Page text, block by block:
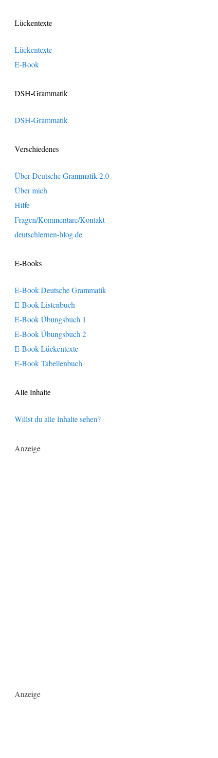
Lückentexte
Lückentexte
E-Book
DSH-Grammatik
DSH-Grammatik
Verschiedenes
Über Deutsche Grammatik 2.0
Über mich
Hilfe
Fragen/Kommentare/Kontakt
deutschlernen-blog.de
E-Books
E-Book Deutsche Grammatik
E-Book Listenbuch
E-Book Übungsbuch 1
E-Book Übungsbuch 2
E-Book Lückentexte
E-Book Tabellenbuch
Alle Inhalte
Willst du alle Inhalte sehen?
Anzeige
Anzeige